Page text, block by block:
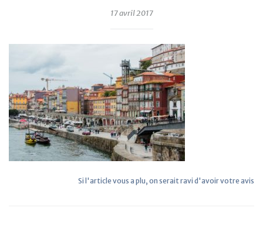
17 avril 2017
Si l'article vous a plu, on serait ravi d'avoir votre avis